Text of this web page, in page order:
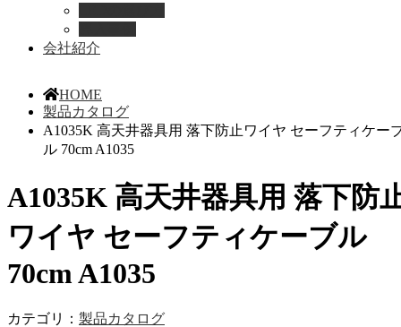
会社紹介
HOME
製品カタログ
A1035K 高天井器具用 落下防止ワイヤ セーフティケー
ル 70cm A1035
A1035K 高天井器具用 落下防
ワイヤ セーフティケーブル
70cm A1035
カテゴリ： 製品カタログ